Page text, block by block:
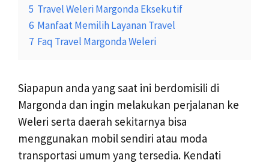
5 Travel Weleri Margonda Eksekutif
6 Manfaat Memilih Layanan Travel
7 Faq Travel Margonda Weleri
Siapapun anda yang saat ini berdomisili di
Margonda dan ingin melakukan perjalanan ke
Weleri serta daerah sekitarnya bisa
menggunakan mobil sendiri atau moda
transportasi umum yang tersedia. Kendati